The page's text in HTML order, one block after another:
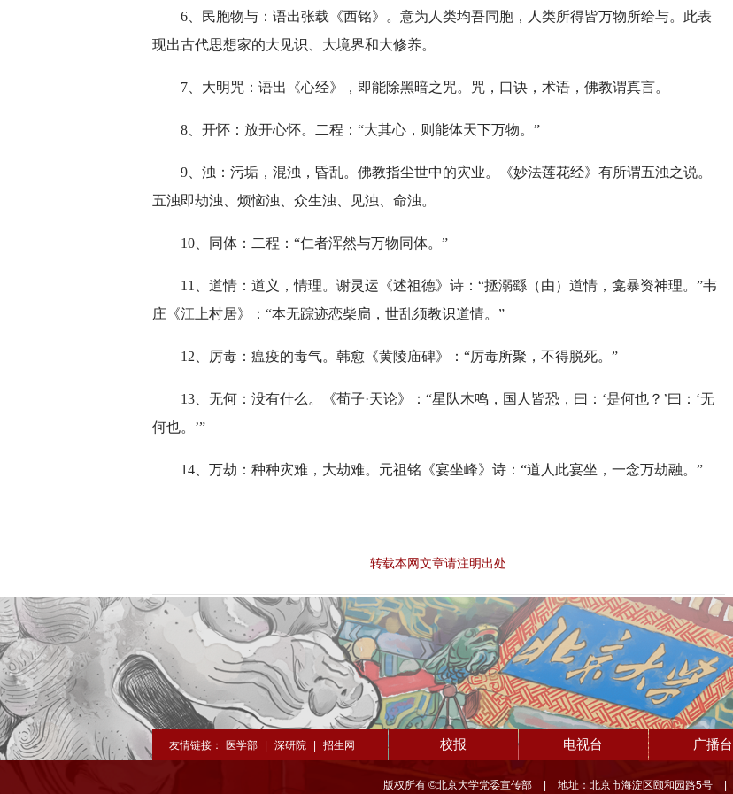
6、民胞物与：语出张载《西铭》。意为人类均吾同胞，人类所得皆万物所给与。此表
现出古代思想家的大见识、大境界和大修养。
7、大明咒：语出《心经》，即能除黑暗之咒。咒，口诀，术语，佛教谓真言。
8、开怀：放开心怀。二程：“大其心，则能体天下万物。”
9、浊：污垢，混浊，昏乱。佛教指尘世中的灾业。《妙法莲花经》有所谓五浊之说。
五浊即劫浊、烦恼浊、众生浊、见浊、命浊。
10、同体：二程：“仁者浑然与万物同体。”
11、道情：道义，情理。谢灵运《述祖德》诗：“拯溺繇（由）道情，龛暴资神理。”韦
庄《江上村居》：“本无踪迹恋柴扃，世乱须教识道情。”
12、厉毒：瘟疫的毒气。韩愈《黄陵庙碑》：“厉毒所聚，不得脱死。”
13、无何：没有什么。《荀子·天论》：“星队木鸣，国人皆恐，曰：‘是何也？’曰：‘无
何也。’”
14、万劫：种种灾难，大劫难。元祖铭《宴坐峰》诗：“道人此宴坐，一念万劫融。”
转载本网文章请注明出处
友情链接： 医学部 深研院 招生网 校报 电视台 广播台
版权所有 ©北京大学党委宣传部 地址：北京市海淀区颐和园路5号